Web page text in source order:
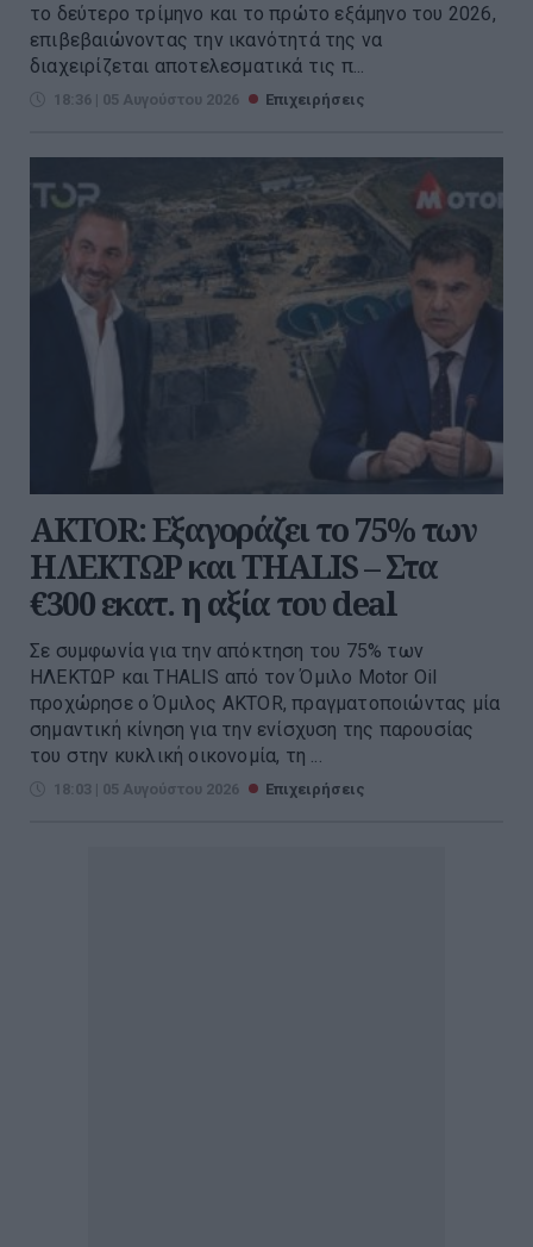
το δεύτερο τρίμηνο και το πρώτο εξάμηνο του 2026,
επιβεβαιώνοντας την ικανότητά της να
διαχειρίζεται αποτελεσματικά τις π...
18:36 | 05 Αυγούστου 2026 Επιχειρήσεις
AKTOR: Εξαγοράζει το 75% των
ΗΛΕΚΤΩΡ και THALIS – Στα
€300 εκατ. η αξία του deal
Σε συμφωνία για την απόκτηση του 75% των
ΗΛΕΚΤΩΡ και THALIS από τον Όμιλο Motor Oil
προχώρησε ο Όμιλος AKTOR, πραγματοποιώντας μία
σημαντική κίνηση για την ενίσχυση της παρουσίας
του στην κυκλική οικονομία, τη ...
18:03 | 05 Αυγούστου 2026 Επιχειρήσεις